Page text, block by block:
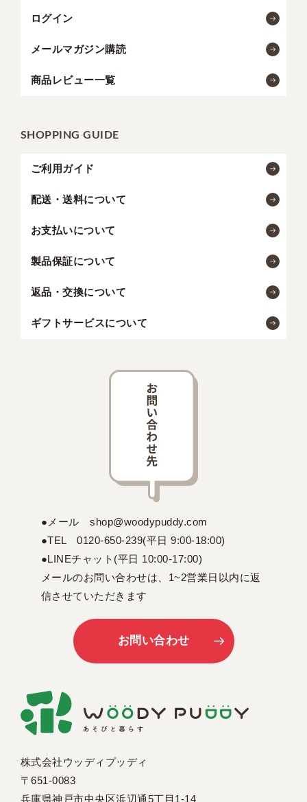
ログイン
メールマガジン購読
商品レビュー一覧
SHOPPING GUIDE
ご利用ガイド
配送・送料について
お支払いについて
製品保証について
返品・交換について
ギフトサービスについて
株式会社ウッディプッディ
〒651-0083
兵庫県神戸市中央区浜辺通5丁目1-14
●メール shop@woodypuddy.com
●TEL 0120-650-239(平日 9:00-18:00)
●LINEチャット(平日 10:00-17:00)
メールのお問い合わせは、1~2営業日以内に返
信させていただきます
お問い合わせ